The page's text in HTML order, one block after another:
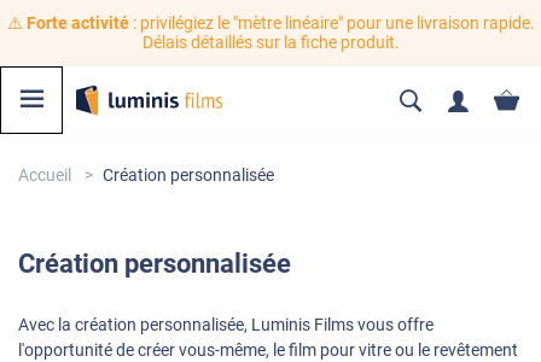
⚠️ Forte activité: privilégiez le "mètre linéaire" pour une livraison rapide.
Délais détaillés sur la fiche produit.
Accueil Création personnalisée
Création personnalisée
Avec la création personnalisée, Luminis Films vous offre
l'opportunité de créer vous-même, le film pour vitre ou le revêtement